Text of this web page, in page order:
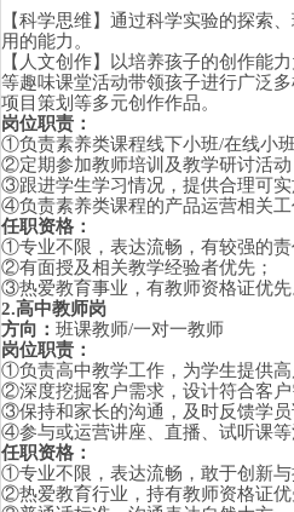
【科学思维】通过科学实验的探索
用的能力。
【人文创作】以培养孩子的创作能
等趣味课堂活动带领孩子进行广泛
项目策划等多元创作作品。
岗位职责：
①负责素养类课程线下小班/在线小
②定期参加教师培训及教学研讨活
③跟进学生学习情况，提供合理可
④负责素养类课程的产品运营相关
任职资格：
①专业不限，表达流畅，有较强的
②有面授及相关教学经验者优先；
③热爱教育事业，有教师资格证优
2.高中教师岗
方向： 班课教师/一对一教师
岗位职责：
①负责高中教学工作，为学生提供
②深度挖掘客户需求，设计符合客
③保持和家长的沟通，及时反馈学
④参与或运营讲座、直播、试听课
任职资格：
①专业不限，表达流畅，敢于创新
②热爱教育行业，持有教师资格证